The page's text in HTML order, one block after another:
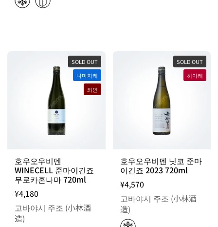
호우오우비덴
WINECELL 준마이긴죠
무로카혼나마 720ml
¥4,180
고바야시 주조 (小林酒
造)
SOLD OUT
나마자케
와인
호우오우비덴 닛코 준마
이긴죠 2023 720ml
¥4,570
고바야시 주조 (小林酒
造)
SOLD OUT
히이레